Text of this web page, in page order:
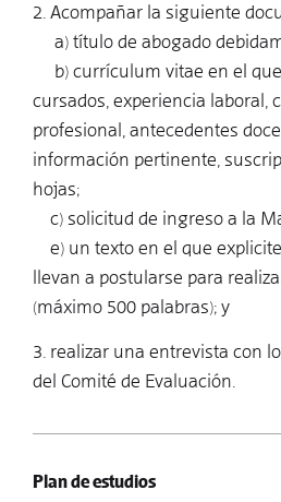
2. Acompañar la siguiente
a) título de abogado
b) currículum vitae en el
cursados, experiencia laboral,
profesional, antecedentes
información pertinente,
hojas;
c) solicitud de ingreso a la
e) un texto en el que
llevan a postularse para
(máximo 500 palabras); y
3. realizar una entrevista con
del Comité de Evaluación.
Plan de estudios